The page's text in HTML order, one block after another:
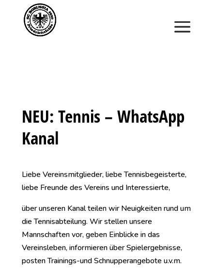
Saisonstart im April. Jetzt ein Schnuppertraining für
Kinder vereinbaren und zu Saisonbeginn dabei sein.
NEU: Tennis – WhatsApp
Kanal
Liebe Vereinsmitglieder, liebe Tennisbegeisterte,
liebe Freunde des Vereins und Interessierte,
über unseren Kanal teilen wir Neuigkeiten rund um
die Tennisabteilung. Wir stellen unsere
Mannschaften vor, geben Einblicke in das
Vereinsleben, informieren über Spielergebnisse,
posten Trainings-und Schnupperangebote u.v.m.